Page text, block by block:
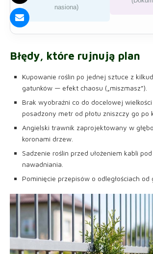
nasiona)
Błędy, które rujnują plan
Kupowanie roślin po jednej sztuce z
gatunków — efekt chaosu („miszmasz”).
Brak wyobraźni co do docelowej
posadzony metr od płotu zniszczy go po
Angielski trawnik zaprojektowany w
koronami drzew.
Sadzenie roślin przed ułożeniem kabli
nawadniania.
Pominięcie przepisów o odległościach od